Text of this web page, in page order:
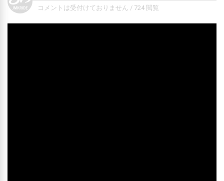
コメントは受付けておりません / 724 閲覧